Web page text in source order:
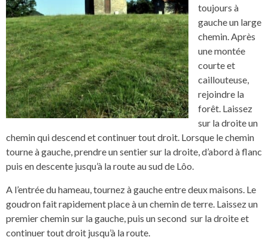
toujours à
gauche un large
chemin. Après
une montée
courte et
caillouteuse,
rejoindre la
forêt. Laissez
sur la droite un
chemin qui descend et continuer tout droit. Lorsque le chemin
tourne à gauche, prendre un sentier sur la droite, d’abord à flanc
puis en descente jusqu’à la route au sud de Lôo.
A l’entrée du hameau, tournez à gauche entre deux maisons. Le
goudron fait rapidement place à un chemin de terre. Laissez un
premier chemin sur la gauche, puis un second sur la droite et
continuer tout droit jusqu’à la route.